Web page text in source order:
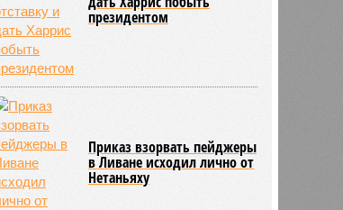
президентом
Приказ взорвать пейджеры
в Ливане исходил лично от
Нетаньяху